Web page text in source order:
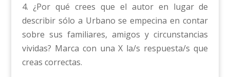
4. ¿Por qué crees que el autor en lugar de
describir sólo a Urbano se empecina en contar
sobre sus familiares, amigos y circunstancias
vividas? Marca con una X la/s respuesta/s que
creas correctas.